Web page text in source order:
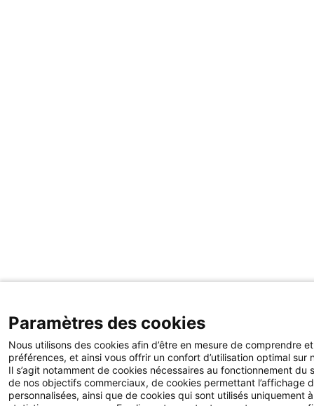
Paramètres des cookies
Nous utilisons des cookies afin d’être en mesure de comprendre
préférences, et ainsi vous offrir un confort d’utilisation optimal sur
Il s’agit notamment de cookies nécessaires au fonctionnement du
de nos objectifs commerciaux, de cookies permettant l’affichage
personnalisées, ainsi que de cookies qui sont utilisés uniquement